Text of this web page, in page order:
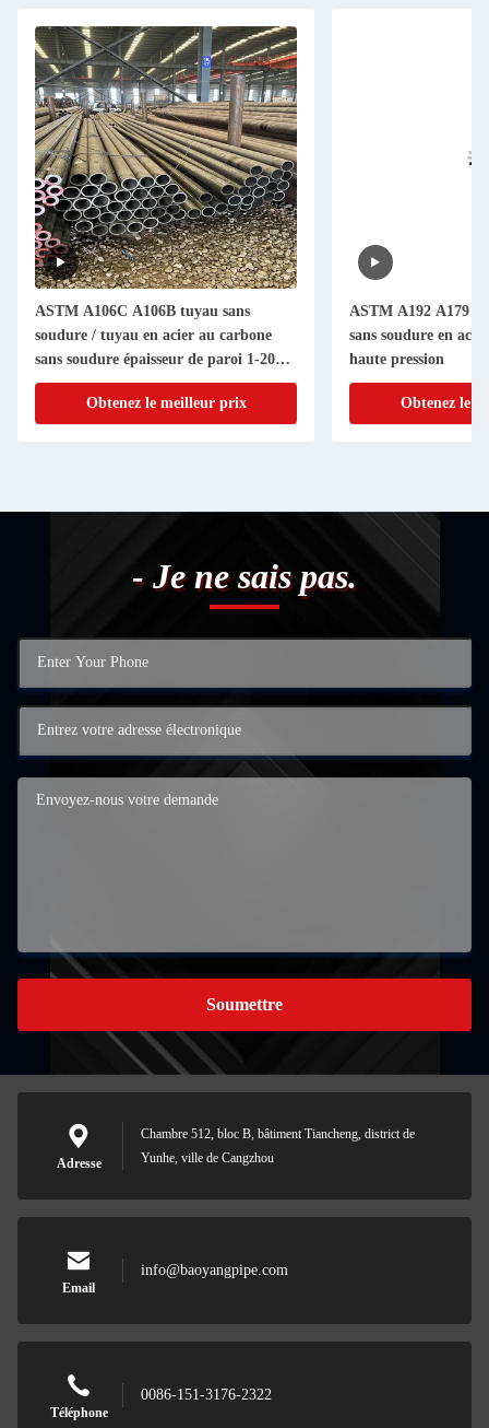
ASTM A106C A106B tuyau sans
soudure / tuyau en acier au carbone
sans soudure épaisseur de paroi 1-20
mm
Obtenez le meilleur prix
ASTM A192 A179
sans soudure en
haute pression
Obtenez le
- Je ne sais pas.
Soumettre
Adresse
Chambre 512, bloc B, bâtiment Tiancheng, district de
Yunhe, ville de Cangzhou
Email
info@baoyangpipe.com
Téléphone
0086-151-3176-2322